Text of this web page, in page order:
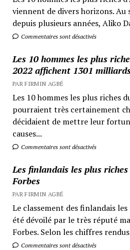
viennent de divers horizons. Au
depuis plusieurs années, Aliko
Commentaires sont désactivés
Les 10 hommes les plus
2022 affichent 1301
PAR FIRMIN AGBÉ
Les 10 hommes les plus riches
pourraient très certainement
décidaient de mettre leur
causes...
Commentaires sont désactivés
Les finlandais les plus
Forbes
PAR FIRMIN AGBÉ
Le classement des finlandais
été dévoilé par le très réputé
Forbes. Selon les chiffres
Commentaires sont désactivés